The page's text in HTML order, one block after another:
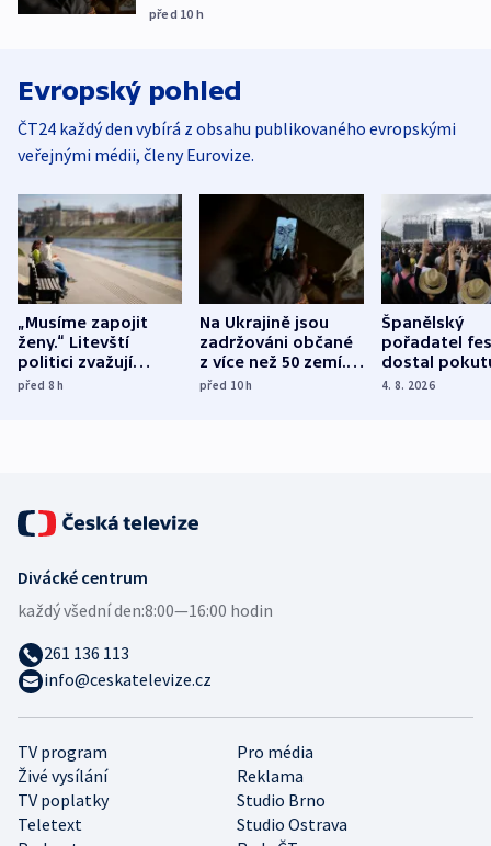
před 10 h
Evropský pohled
ČT24 každý den vybírá z obsahu publikovaného evropskými
veřejnými médii, členy Eurovize.
„Musíme zapojit
ženy.“ Litevští
politici zvažují
dohodu o
před 8h
Na Ukrajině jsou
zadržováni občané
z více než 50 zemí.
Bojovali na straně
před 10h
Španělský
pořadatel
dostal
nekalé
4. 8. 2026
TV program
Pro média
Živé vysílání
Reklama
TV poplatky
Studio Brno
Teletext
Studio Ostrava
Divácké centrum
každý všední den:8:00—16:00 hodin
261 136 113
info@ceskatelevize.cz